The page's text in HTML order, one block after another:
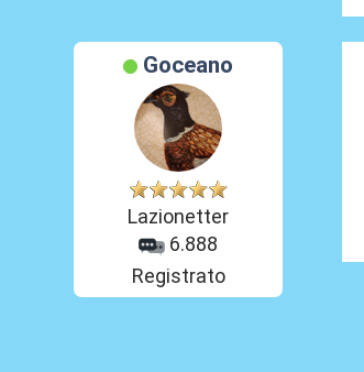
Goceano
Lazionetter
6.888
Registrato